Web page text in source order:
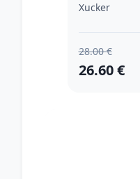
Xucker
28.00 €
26.60 €